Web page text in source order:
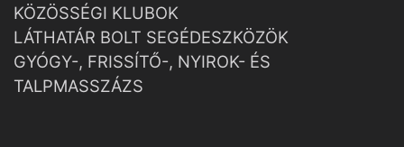
KÖZÖSSÉGI KLUBOK
LÁTHATÁR BOLT SEGÉDESZKÖZÖK
GYÓGY-, FRISSÍTŐ-, NYIROK- ÉS
TALPMASSZÁZS